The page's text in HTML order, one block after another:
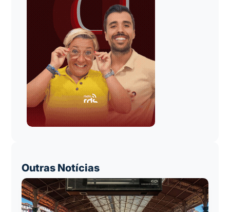
Outras Notícias